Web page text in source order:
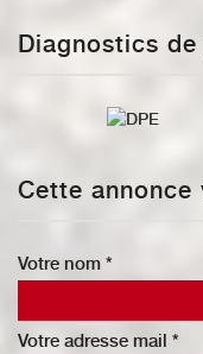
Diagnostics
Cette
Votre nom *
Votre adresse mail *